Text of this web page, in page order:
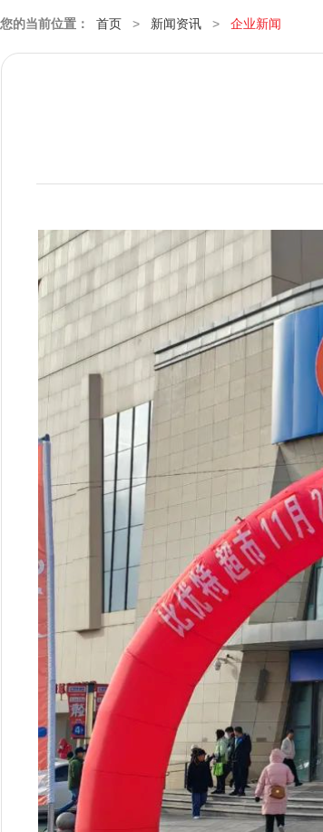
您的当前位置： 首页 > 新闻资讯 > 企业新闻